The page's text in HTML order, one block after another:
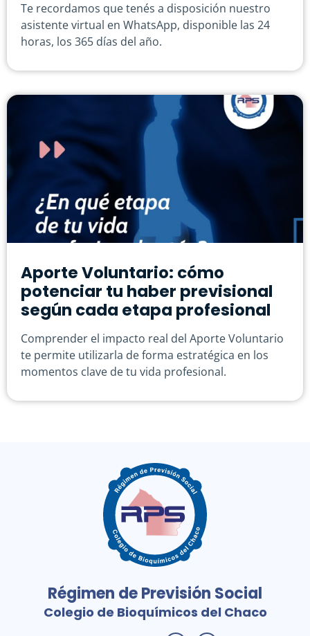
Te recordamos que tenés a disposición nuestro
asistente virtual en WhatsApp, disponible las 24
horas, los 365 días del año.
Aporte Voluntario: cómo
potenciar tu haber previsional
según cada etapa profesional
Comprender el impacto real del Aporte Voluntario
te permite utilizarla de forma estratégica en los
momentos clave de tu vida profesional.
Régimen de Previsión Social
Colegio de Bioquímicos del Chaco